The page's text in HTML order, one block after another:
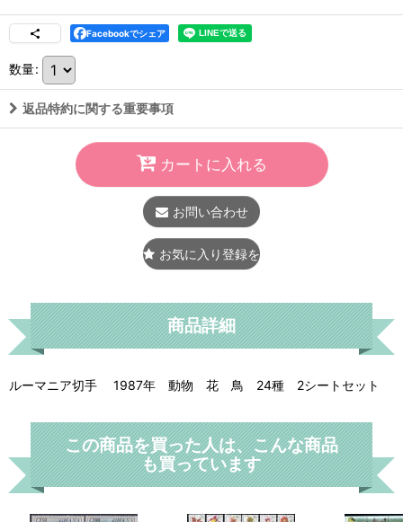
Facebookでシェア
数量:
返品特約に関する重要事項
カートに入れる
お問い合わせ
お気に入り登録をする
商品詳細
ルーマニア切手 1987年 動物 花 鳥 24種 2シートセット
この商品を買った人は、こんな商品
も買っています